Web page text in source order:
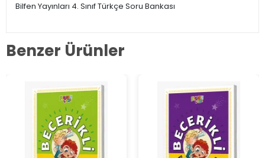
Bilfen Yayınları 4. Sınıf Türkçe Soru Bankası
Benzer Ürünler